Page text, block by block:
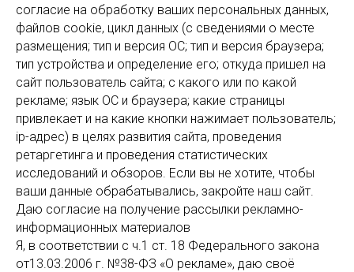
согласие на обработку ваших персональных данных,
файлов cookie, цикл данных (с сведениями о месте
размещения; тип и версия ОС; тип и версия браузера;
тип устройства и определение его; откуда пришел на
сайт пользователь сайта; с какого или по какой
рекламе; язык ОС и браузера; какие страницы
привлекает и на какие кнопки нажимает пользователь;
ip-адрес) в целях развития сайта, проведения
ретаргетинга и проведения статистических
исследований и обзоров. Если вы не хотите, чтобы
ваши данные обрабатывались, закройте наш сайт.
Даю согласие на получение рассылки рекламно-
информационных материалов
Я, в соответствии с ч.1 ст. 18 Федерального закона
от13.03.2006 г. №38-ФЗ «О рекламе», даю своё